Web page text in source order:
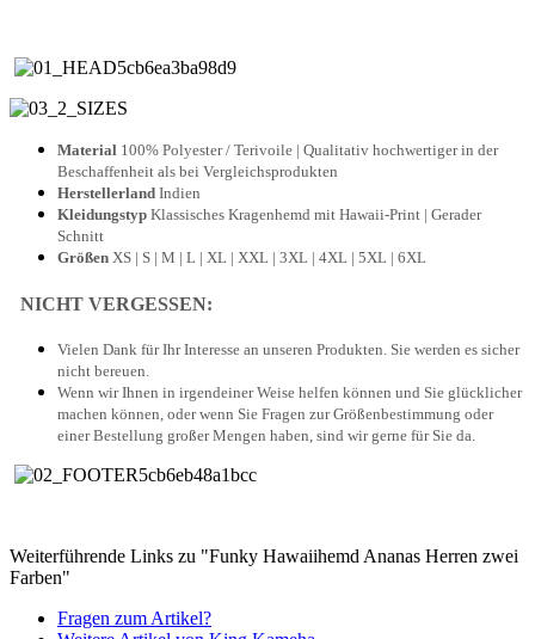
Material 100% Polyester / Terivoile | Qualitativ hochwertiger in der
Beschaffenheit als bei Vergleichsprodukten
Herstellerland Indien
Kleidungstyp Klassisches Kragenhemd mit Hawaii-Print | Gerader
Schnitt
Größen XS | S | M | L | XL | XXL | 3XL | 4XL | 5XL | 6XL
NICHT VERGESSEN:
Vielen Dank für Ihr Interesse an unseren Produkten. Sie werden es sicher
nicht bereuen.
Wenn wir Ihnen in irgendeiner Weise helfen können und Sie glücklicher
machen können, oder wenn Sie Fragen zur Größenbestimmung oder
einer Bestellung großerMengen haben, sind wir gerne für Sie da.
Weiterführende Links zu "Funky Hawaiihemd Ananas Herren zwei
Farben"
Fragen zum Artikel?